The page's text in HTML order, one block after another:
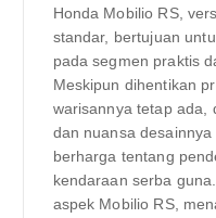
Honda Mobilio RS,
standar, bertujuan
pada segmen praktis
Meskipun dihentikan
warisannya tetap ada,
dan nuansa
berharga tentang
kendaraan serba
aspek Mobilio RS,